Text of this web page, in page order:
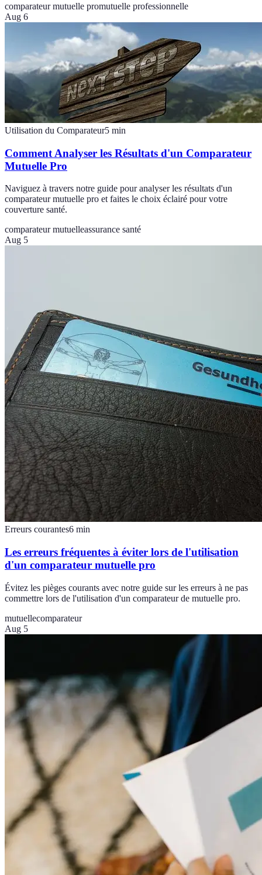
comparateur mutuelle promutuelle professionnelle
Aug 6
Utilisation du Comparateur5 min
Comment Analyser les Résultats d'un Comparateur
Mutuelle Pro
Naviguez à travers notre guide pour analyser les résultats d'un
comparateur mutuelle pro et faites le choix éclairé pour votre
couverture santé.
comparateur mutuelleassurance santé
Aug 5
Erreurs courantes6 min
Les erreurs fréquentes à éviter lors de l'utilisation
d'un comparateur mutuelle pro
Évitez les pièges courants avec notre guide sur les erreurs à ne pas
commettre lors de l'utilisation d'un comparateur de mutuelle pro.
mutuellecomparateur
Aug 5